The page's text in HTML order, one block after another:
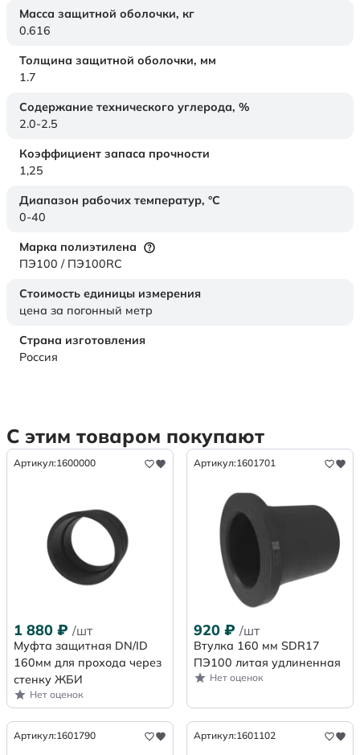
Масса защитной оболочки, кг
0.616
Толщина защитной оболочки, мм
1.7
Содержание технического углерода, %
2.0-2.5
Коэффициент запаса прочности
1,25
Диапазон рабочих температур, °C
0-40
Марка полиэтилена
ПЭ100 / ПЭ100RC
Стоимость единицы измерения
цена за погонный метр
Страна изготовления
Россия
С этим товаром покупают
Артикул:1600000
1 880 ₽ /шт
Муфта защитная DN/ID
160мм для прохода через
стенку ЖБИ
Нет оценок
Артикул:1601701
920 ₽ /шт
Втулка 160 мм SDR17
ПЭ100 литая удлиненная
Нет оценок
Артикул:1601790 Артикул:1601102